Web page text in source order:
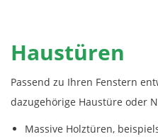
Haustüren
Passend zu Ihren Fenstern
dazugehörige Haustüre oder
Massive Holztüren,